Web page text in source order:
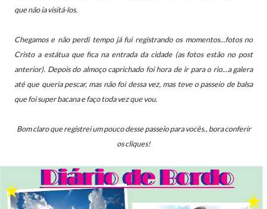
que não ia visitá-los.
Chegamos e não perdi tempo já fui registrando os momentos...fotos no
Cristo a estátua que fica na entrada da cidade (as fotos estão no post
anterior). Depois do almoço caprichado foi hora de ir para o rio...a galera
até que queria pescar, mas não foi dessa vez, mas teve o passeio de balsa
que foi super bacana e faço toda vez que vou.
Bom claro que registrei um pouco desse passeio para vocês., bora conferir
os cliques!